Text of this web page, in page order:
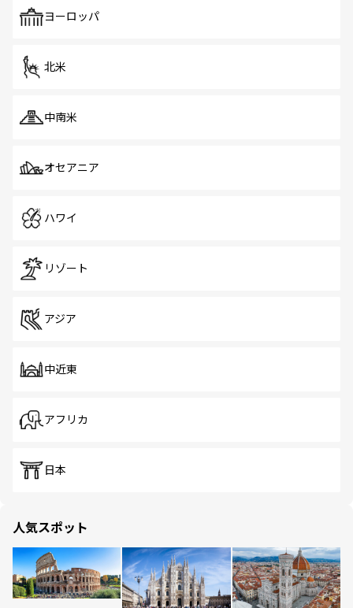
で、ホーカーズは地元の風情を楽しめる外せないスポット
ヨーロッパ
北米
中南米
オセアニア
ハワイ
リゾート
アジア
中近東
アフリカ
日本
人気スポット